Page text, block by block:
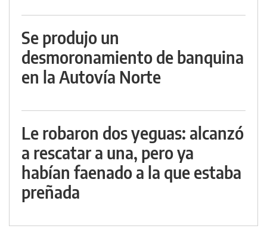
Se produjo un
desmoronamiento de banquina
en la Autovía Norte
Le robaron dos yeguas: alcanzó
a rescatar a una, pero ya
habían faenado a la que estaba
preñada